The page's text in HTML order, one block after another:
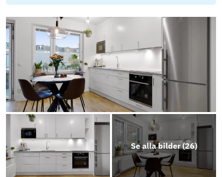
Stadgar Brf Daggkåpan
Årsredovisning 2025
Objektsbeskrivning
Se alla bilder (26)